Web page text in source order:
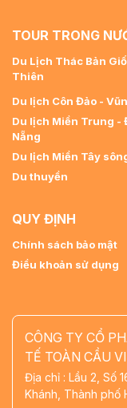
TOUR TRONG
Du Lịch Thác Bản
Thiên
Du lịch Côn Đảo -
Du lịch Miền Trung -
Nẵng
Du lịch Miền Tây
Du thuyền
QUY ĐỊNH
Chính sách bảo mật
Điều khoản sử dụng
CÔNG TY CỔ
TẾ TOÀN CẦU
Địa chỉ : Lầu 2, Số
Khánh, Thành phố